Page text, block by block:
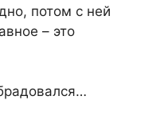
потом с ней
– это